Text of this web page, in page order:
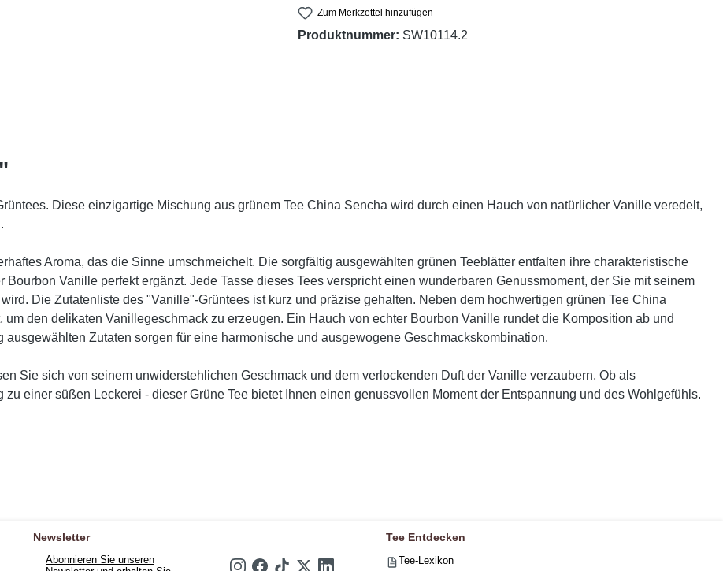
Zum Merkzettel hinzufügen
Produktnummer: SW10114.2
Diese einzigartige Mischung aus grünem Tee China Sencha wird durch einen Hauch von natürlicher Vanille veredelt,
Aroma, das die Sinne umschmeichelt. Die sorgfältig ausgewählten grünen Teeblätter entfalten ihre charakteristische
Vanille perfekt ergänzt. Jede Tasse dieses Tees verspricht einen wunderbaren Genussmoment, der Sie mit seinem
Die Zutatenliste des "Vanille"-Grüntees ist kurz und präzise gehalten. Neben dem hochwertigen grünen Tee China
den delikaten Vanillegeschmack zu erzeugen. Ein Hauch von echter Bourbon Vanille rundet die Komposition ab und
Zutaten sorgen für eine harmonische und ausgewogene Geschmackskombination.
Sie sich von seinem unwiderstehlichen Geschmack und dem verlockenden Duft der Vanille verzaubern. Ob als
einer süßen Leckerei - dieser Grüne Tee bietet Ihnen einen genussvollen Moment der Entspannung und des Wohlgefühls.
Newsletter
Abonnieren Sie unseren
Tee Entdecken
Tee-Lexikon